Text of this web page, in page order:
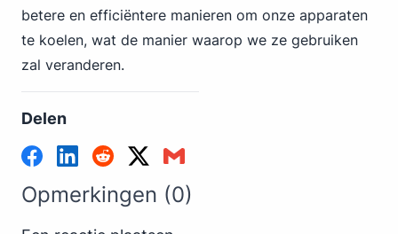
betere en efficiëntere manieren om onze apparaten
te koelen, wat de manier waarop we ze gebruiken
zal veranderen.
Delen
Opmerkingen (0)